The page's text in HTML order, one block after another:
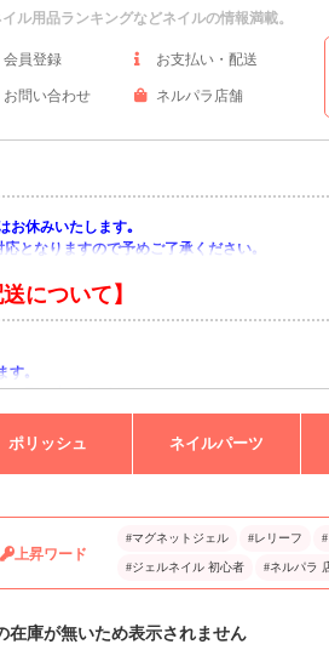
ル用品ランキングなどネイルの情報満載。
会員登録 お支払い・配送
お問い合わせ ネルパラ店舗
お休みいたします｡
となりますので予めご了承ください｡
について】
す｡
お願い申し上げます｡
ポリッシュ ネイルパーツ
上昇ワード
#マグネットジェル #レリーフ
#ジェルネイル 初心者 #ネルパラ
在庫が無いため表示されません